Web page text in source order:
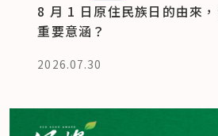
8 月 1 日原住民族日的由來
重要意涵？
2026.07.30